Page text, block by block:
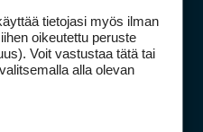
tietojasi myös ilman
oikeutettu peruste
Voit vastustaa tätä tai
alla olevan